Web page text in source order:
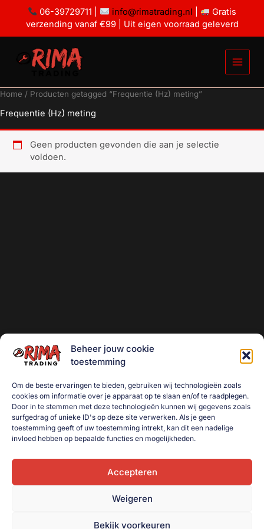
06-39729711 | info@rimatrading.nl
Gratis
verzending vanaf €99 | Uit eigen voorraad geleverd
Beheer jouw cookie
toestemming
Om de beste ervaringen te bieden, gebruiken wij technologieën zoals
cookies om informatie over je apparaat op te slaan en/of te raadplegen.
Door in te stemmen met deze technologieën kunnen wij gegevens zoals
surfgedrag of unieke ID's op deze site verwerken. Als je geen
toestemming geeft of uw toestemming intrekt, kan dit een nadelige
invloed hebben op bepaalde functies en mogelijkheden.
Accepteren
Weigeren
Bekijk voorkeuren
Home / Producten getagged “Frequentie (Hz) meting”
Frequentie (Hz) meting
Geen producten gevonden die aan je selectie
voldoen.